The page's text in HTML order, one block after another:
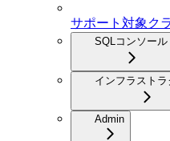
サポート対象ク
SQLコンソール
インフラストラ
Admin